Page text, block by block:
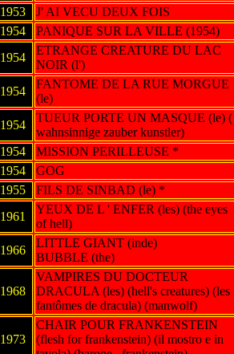
1953
J' AI VECU DEUX FOIS
1954
PANIQUE SUR LA VILLE (1954)
1954
ETRANGE CREATURE DU LAC
NOIR (l')
1954
FANTOME DE LA RUE MORGUE
(le)
1954
TUEUR PORTE UN MASQUE (le) (
wahnsinnige zauber kunstler)
1954
MISSION PERILLEUSE *
1954
GOG
1955
FILS DE SINBAD (le) *
1961
YEUX DE L ' ENFER (les) (the eyes
of hell)
1966
LITTLE GIANT (inde)
BUBBLE (the)
1968
VAMPIRES DU DOCTEUR
DRACULA (les) (hell's creatures) (les
fantômes de dracula) (manwolf)
1973
CHAIR POUR FRANKENSTEIN
(flesh for frankenstein) (il mostro e in